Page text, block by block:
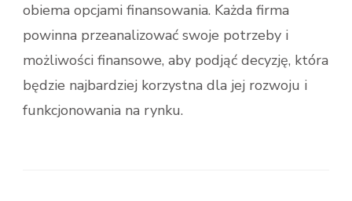
obiema opcjami finansowania. Każda firma
powinna przeanalizować swoje potrzeby i
możliwości finansowe, aby podjąć decyzję, która
będzie najbardziej korzystna dla jej rozwoju i
funkcjonowania na rynku.